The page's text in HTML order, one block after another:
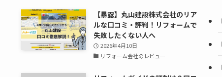
【暴露】丸山建設株式会社のリア
ルな口コミ・評判！リフォームで
失敗したくない人へ
2026年4月10日
リフォーム会社のレビュー